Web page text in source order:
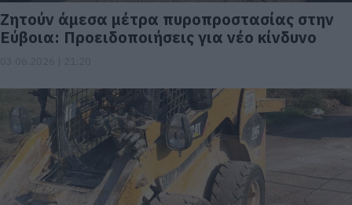
Ζητούν άμεσα μέτρα πυροπροστασίας στην
Εύβοια: Προειδοποιήσεις για νέο κίνδυνο